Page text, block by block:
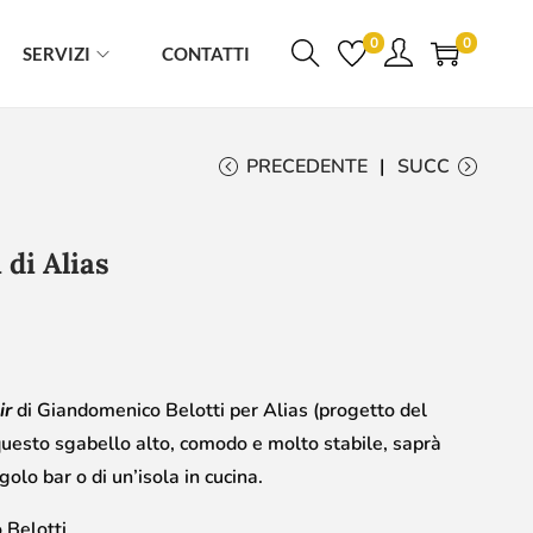
SERVIZI CONTATTI 0 0
PRECEDENTE SUCC
di Alias
di Giandomenico Belotti per Alias (progetto del
sgabello alto, comodo e molto stabile, saprà
bar o di un’isola in cucina.